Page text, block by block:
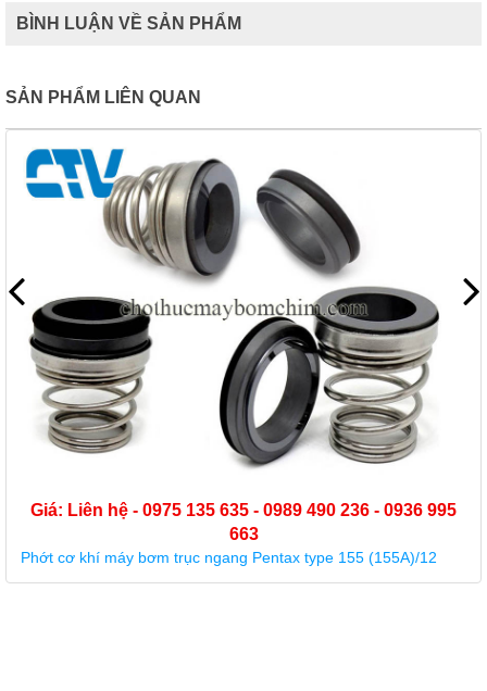
BÌNH LUẬN VỀ SẢN PHẨM
SẢN PHẨM LIÊN QUAN
Giá: Liên hệ - 0975 135 635 - 0989 490 236 - 0936 995
663
Phớt cơ khí máy bơm trục ngang Pentax type 155 (155A)/12